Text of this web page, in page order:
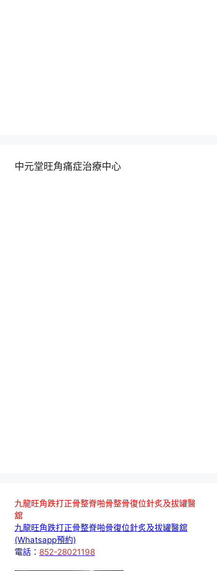
中元堂旺角痛症治療中心
九龍旺角跌打正骨整脊啪骨整骨復位針炙及拔罐醫
舘
九龍旺角跌打正骨整脊啪骨復位針炙及拔罐醫舘
(Whatsapp預約)
電話： 852-28021198